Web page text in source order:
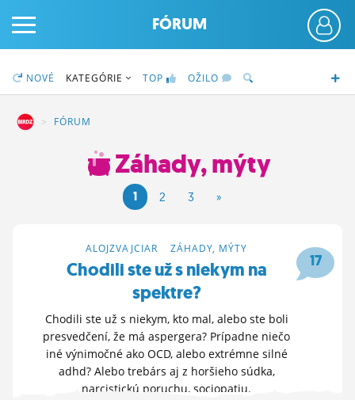
PRIHLÁS SA
FÓRUM
STATUSY
OBRÁZKY
ĽUDIA
FÓRUM
NOVÉ KATEGÓRIE TOP OŽILO
FÓRUM
Záhady, mýty
1 2 3 »
17
ALOJZVAJCIAR ZÁHADY, MÝTY
Chodili ste už s niekym na
spektre?
Chodili ste už s niekym, kto mal, alebo ste boli
presvedčení, že má aspergera? Prípadne niečo
iné výnimočné ako OCD, alebo extrémne silné
adhd? Alebo trebárs aj z horšieho súdka,
narcistickú poruchu, sociopatiu.